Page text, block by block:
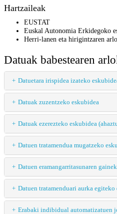
Hartzaileak
EUSTAT
Euskal Autonomia Erkidegoko
Herri-lanen eta hirigintzaren
Datuak babestearen
Datuetara irispidea izateko
Datuak zuzentzeko eskubidea
Datuak ezerezteko eskubidea
Datuen tratamendua mugatzeko
Datuen eramangarritasunaren
Datuen tratamenduari aurka egiteko
Erabaki indibidual automatizatuen